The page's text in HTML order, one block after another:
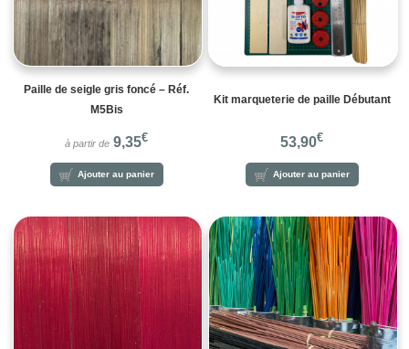
Paille de seigle gris foncé – Réf.
M5Bis
à partir de 9,35€
Ajouter au panier
Kit marqueterie de paille Débutant
53,90€
Ajouter au panier